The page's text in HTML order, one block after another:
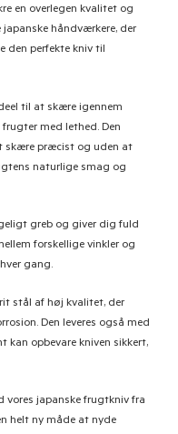
en overlegen kvalitet og
håndværkere, der
den perfekte kniv til
til at skære igennem
med lethed. Den
skære præcist og uden at
naturlige smag og
greb og giver dig fuld
forskellige vinkler og
gang.
stål af høj kvalitet, der
Den leveres også med
kan opbevare kniven sikkert,
vores japanske frugtkniv fra
helt ny måde at nyde